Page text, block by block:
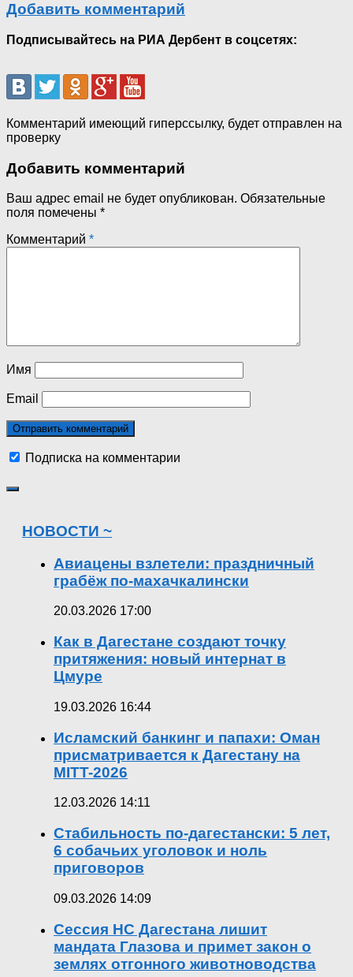
Добавить комментарий
Подписывайтесь на РИА Дербент в соцсетях:
Комментарий имеющий гиперссылку, будет отправлен на
проверку
Добавить комментарий
Ваш адрес email не будет опубликован. Обязательные
поля помечены *
Комментарий *
Имя
Email
Подписка на комментарии
НОВОСТИ ~
Авиацены взлетели: праздничный
грабёж по-махачкалински
20.03.2026 17:00
Как в Дагестане создают точку
притяжения: новый интернат в
Цмуре
19.03.2026 16:44
Исламский банкинг и папахи: Оман
присматривается к Дагестану на
MITT-2026
12.03.2026 14:11
Стабильность по-дагестански: 5 лет,
6 собачьих уголовок и ноль
приговоров
09.03.2026 14:09
Сессия НС Дагестана лишит
мандата Глазова и примет закон о
землях отгонного животноводства